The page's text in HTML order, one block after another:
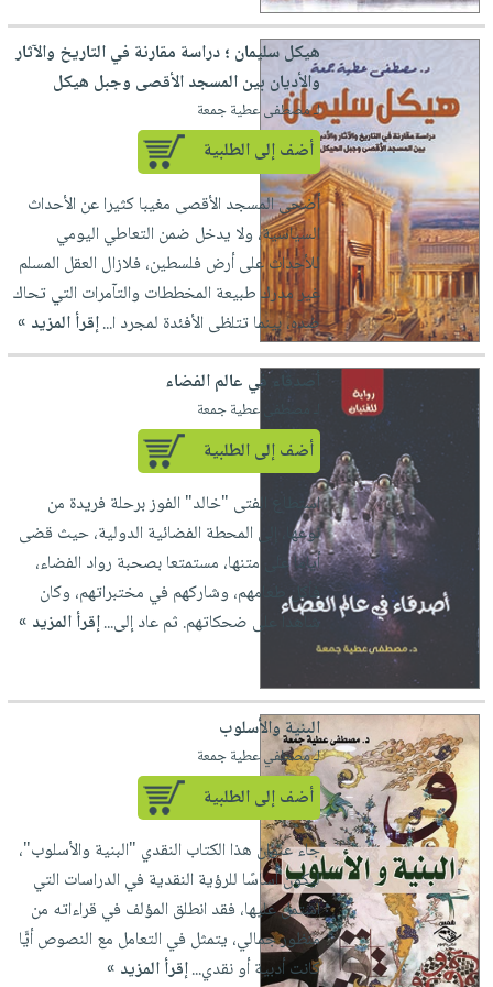
هيكل سليمان ؛ دراسة مقارنة في التاريخ والآثار
والأديان بين المسجد الأقصى وجبل هيكل
لـ مصطفى عطية جمعة
أضف إلى الطلبية
أضحى المسجد الأقصى مغيبا كثيرا عن الأحداث
السياسية، ولا يدخل ضمن التعاطي اليومي
للأحداث على أرض فلسطين، فلازال العقل المسلم
غير مدرك طبيعة المخططات والتآمرات التي تحاك
ضده، بينما تتلظى الأفئدة لمجرد ا...إقرأ المزيد »
أصدقاء في عالم الفضاء
لـ مصطفى عطية جمعة
أضف إلى الطلبية
استطاع الفتى "خالد" الفوز برحلة فريدة من
نوعها، إلى المحطة الفضائية الدولية، حيث قضى
أياما على متنها، مستمتعا بصحبة رواد الفضاء،
فأكل طعامهم، وشاركهم في مختبراتهم، وكان
شاهدا على ضحكاتهم. ثم عاد إلى...إقرأ المزيد »
البنية والأسلوب
لـ مصطفي عطية جمعة
أضف إلى الطلبية
جاء عنوان هذا الكتاب النقدي "البنية والأسلوب"،
ليكون أساسًا للرؤية النقدية في الدراسات التي
اشتمل عليها، فقد انطلق المؤلف في قراءاته من
منظور جمالي، يتمثل في التعامل مع النصوص أيًّا
كانت أدبية أو نقدي...إقرأ المزيد »